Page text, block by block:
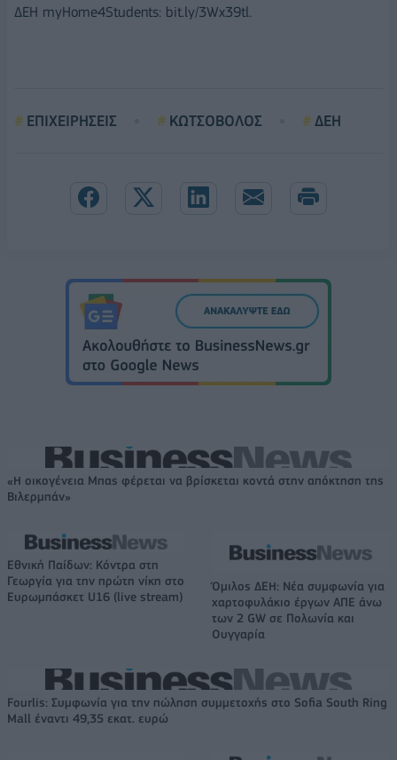
ΔΕΗ myHome4Students: bit.ly/3Wx39tl.
ΕΠΙΧΕΙΡΗΣΕΙΣ ΚΩΤΣΟΒΟΛΟΣ ΔΕΗ
«Η οικογένεια Μπας φέρεται να βρίσκεται κοντά στην απόκτηση της
Βιλερμπάν»
Εθνική Παίδων: Κόντρα στη
Γεωργία για την πρώτη νίκη στο
Ευρωμπάσκετ U16 (live stream)
Όμιλος ΔΕΗ: Νέα συμφωνία για
χαρτοφυλάκιο έργων ΑΠΕ άνω
των 2 GW σε Πολωνία και
Ουγγαρία
Fourlis: Συμφωνία για την πώληση συμμετοχής στο Sofia South Ring
Mall έναντι 49,35 εκατ. ευρώ